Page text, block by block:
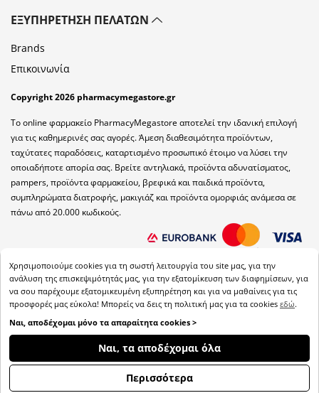
ΕΞΥΠΗΡΈΤΗΣΗ ΠΕΛΑΤΏΝ
Brands
Επικοινωνία
Copyright 2026 pharmacymegastore.gr
Το online φαρμακείο PharmacyMegastore αποτελεί την ιδανική επιλογή
για τις καθημερινές σας αγορές. Άμεση διαθεσιμότητα προϊόντων,
ταχύτατες παραδόσεις, καταρτισμένο προσωπικό έτοιμο να λύσει την
οποιαδήποτε απορία σας. Βρείτε αντηλιακά, προϊόντα αδυνατίσματος,
pampers, προϊόντα φαρμακείου, βρεφικά και παιδικά προϊόντα,
συμπληρώματα διατροφής, μακιγιάζ και προϊόντα ομορφιάς ανάμεσα σε
πάνω από 20.000 κωδικούς.
Back
Χρησιμοποιούμε cookies για τη σωστή λειτουργία του site μας, για την
ανάλυση της επισκεψιμότητάς μας, για την εξατομίκευση των διαφημίσεων, για
να σου παρέχουμε εξατομικευμένη εξυπηρέτηση και για να μαθαίνεις για τις
προσφορές μας εύκολα! Μπορείς να δεις τη πολιτική μας για τα cookies εδώ.
Ναι, αποδέχομαι μόνο τα απαραίτητα cookies >
Ναι, τα αποδέχομαι όλα
Περισσότερα